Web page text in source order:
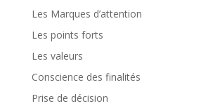
Les Marques d’attention
Les points forts
Les valeurs
Conscience des finalités
Prise de décision